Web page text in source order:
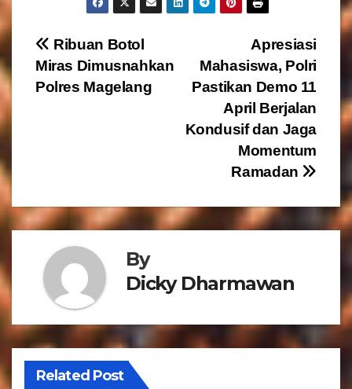
N
a
a
p
o
s
Apresiasi
Mahasiswa, Polri
Pastikan Demo 11
April Berjalan
Kondusif dan Jaga
Momentum
Ramadan
Ribuan Botol
Miras Dimusnahkan
Polres Magelang
By
Dicky Dharmawan
Related Post